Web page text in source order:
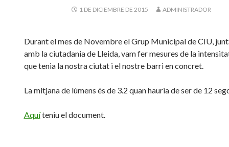
1 DE DICIEMBRE DE 2015 ADMINISTRADOR
Durant el mes de Novembre el Grup Municipal de CIU,
amb la ciutadania de Lleida, vam fer mesures de la
que tenia la nostra ciutat i el nostre barri en concret.
La mitjana de lúmens és de 3.2 quan hauria de ser de 12
Aquíteniu el document.